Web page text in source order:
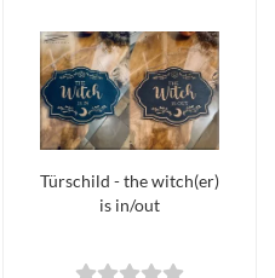
Türschild - the witch(er)
is in/out